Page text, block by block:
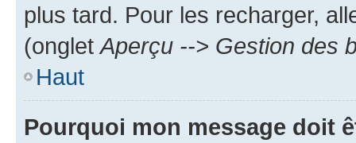
plus tard. Pour les recharger,
(onglet Aperçu --> Gestion des
Haut
Pourquoi mon message doit